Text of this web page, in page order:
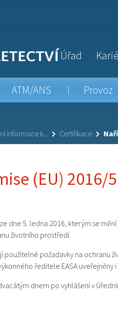
Úřad
ATM/ANS Provoz
informace k... Certifikace
(EU) 2016/5
ze dne 5. ledna 2016, kterým se
životního prostředí .
použitelné požadavky na ochranu
ředitele EASA uveřejněny i
dnem po vyhlášení v